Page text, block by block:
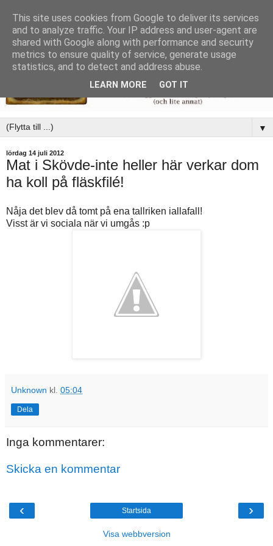
▼
lördag 14 juli 2012
Mat i Skövde-inte heller här verkar dom
ha koll på fläskfilé!
Nåja det blev då tomt på ena tallriken iallafall!
Visst är vi sociala när vi umgås :p
Unknown kl. 05:04
Dela
Inga kommentarer:
Skicka en kommentar
‹ ›
Startsida
Visa webbversion
This site uses cookies from Google to deliver its services
and to analyze traffic. Your IP address and user-agent are
shared with Google along with performance and security
metrics to ensure quality of service, generate usage
statistics, and to detect and address abuse.
LEARN MORE GOT IT